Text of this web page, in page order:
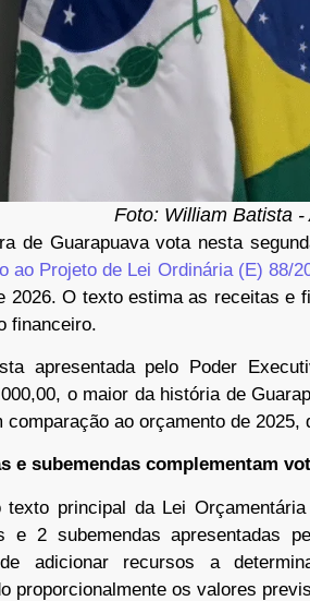
Foto: William Batista
de Guarapuava vota nesta
ao Projeto de Lei Ordinária (E) 88/
2026. O texto estima as receitas e
financeiro.
apresentada pelo Poder
o maior da história de
comparação ao orçamento de 2025,
e subemendas complementam
texto principal da Lei
e 2 subemendas apresentadas
adicionar recursos a
proporcionalmente os valores